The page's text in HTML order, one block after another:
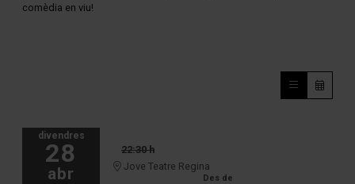
comèdia en viu!
divendres
28
abr
22:30 h
Jove Teatre Regina
Des de